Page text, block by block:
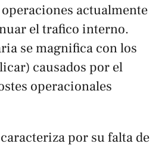
actualmente
el trafico interno.
se magnifica con los
causados por el
operacionales
por su falta de